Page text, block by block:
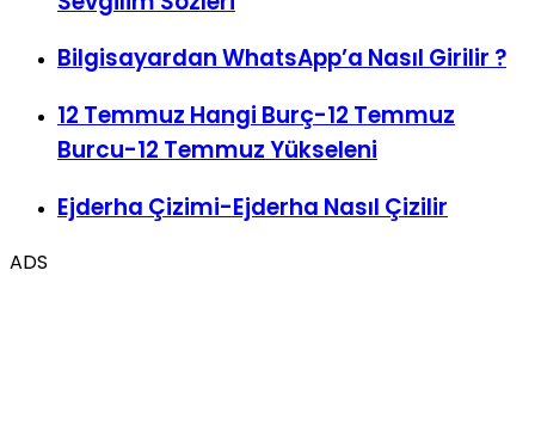
Bilgisayardan WhatsApp’a Nasıl Girilir ?
12 Temmuz Hangi Burç-12 Temmuz
Burcu-12 Temmuz Yükseleni
Ejderha Çizimi-Ejderha Nasıl Çizilir
ADS